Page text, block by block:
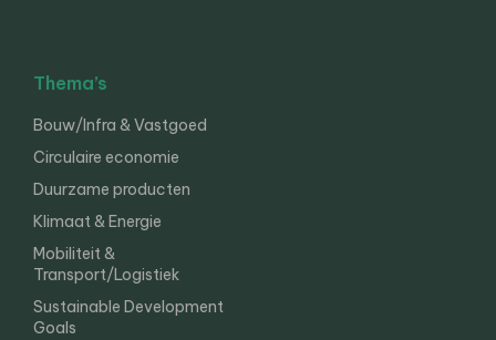
Thema’s
Bouw/Infra & Vastgoed
Circulaire economie
Duurzame producten
Klimaat & Energie
Mobiliteit &
Transport/Logistiek
Sustainable Development
Goals